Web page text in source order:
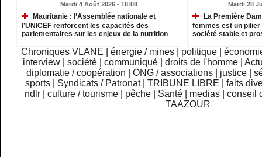
Mardi 4 Août 2026 - 18:08
Mauritanie : l’Assemblée nationale et
l’UNICEF renforcent les capacités des
parlementaires sur les enjeux de la nutrition
Mardi 28
La Première
femmes est un
société stable et
Chroniques VLANE énergie / mines politique
interview
|société |communiqué |droits de l'homme |
diplomatie / coopération
ONG / associations justice
sports
Syndicats / Patronat TRIBUNE LIBRE
faits
ndlr
|culture / tourisme pêche Santé medias |conseil
TAAZOUR